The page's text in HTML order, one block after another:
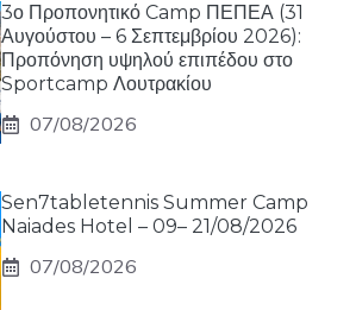
3ο Προπονητικό Camp ΠΕΠΕΑ (31
Αυγούστου – 6 Σεπτεμβρίου 2026):
Προπόνηση υψηλού επιπέδου στο
Sportcamp Λουτρακίου
07/08/2026
Sen7tabletennis Summer Camp
Naiades Hotel – 09– 21/08/2026
07/08/2026